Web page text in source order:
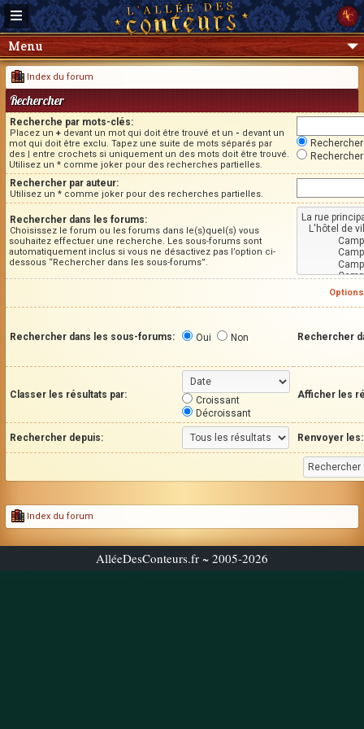
Menu
Index du forum
Rechercher
Recherche par mots-clés:
Placez un + devant un mot qui doit être trouvé et un - devant un
mot qui doit être exclu. Tapez une suite de mots séparés par
des | entre crochets si uniquement un des mots doit être trouvé.
Utilisez un * comme joker pour des recherches partielles.
Rechercher par auteur:
Utilisez un * comme joker pour des recherches partielles.
Rechercher dans les forums:
Choisissez le forum ou les forums dans le(s)quel(s) vous
souhaitez effectuer une recherche. Les sous-forums sont
automatiquement inclus si vous ne désactivez pas l’option ci-
dessous “Rechercher dans les sous-forums”.
Rechercher dans les sous-forums: Oui Non Rechercher
Classer les résultats par:
Croissant
Décroissant
Afficher les
Rechercher depuis: Renvoyer les:
Index du forum
AlléeDesConteurs.fr ~ 2005-2026